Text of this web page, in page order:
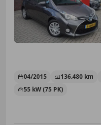
04/2015 136.480 km
55 kW (75 PK)